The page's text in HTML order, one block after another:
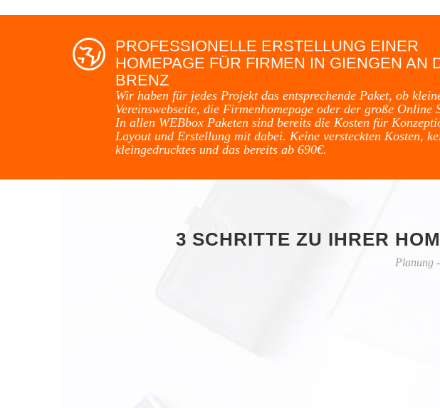
PROFESSIONELLE ERSTELLUNG EINER
HOMEPAGE FÜR FIRMEN IN GIENGEN AN
BRENZ
Wir haben für jedes Projekt das entsprechende Paket, ob
Vereinswebseite, die Firmenhomepage oder der große Online
In allen WEBbox Paketen sind bereits die Kosten für
Layout und Erstellung mit dabei. Keine versteckten Kosten,
kleingedrucktes und das bereits ab 690€.
3 SCHRITTE ZU IHRER
Planung